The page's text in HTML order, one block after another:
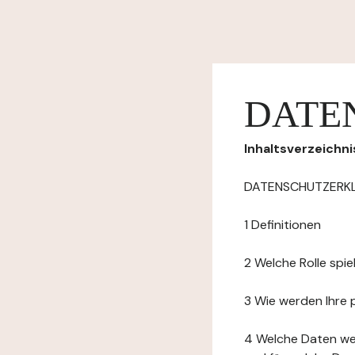
1 Definitionen
2 Welche Rolle
3 Wie werden Ihre
4 Welche Daten